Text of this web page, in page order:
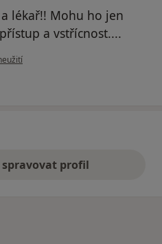
lékař!! Mohu ho jen
a vstřícnost....
uživatele L.
profil